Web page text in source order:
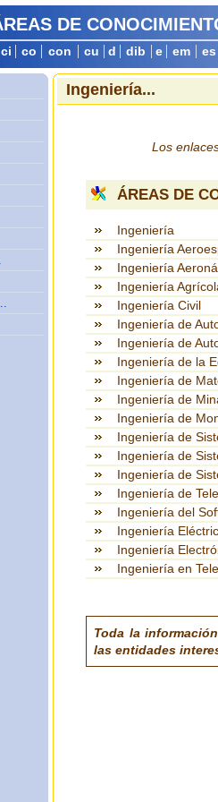
DE
ci co con cu d dib e em es
Ingeniería...
Los
ÁREAS DE
Ingeniería
Ingeniería
Ingeniería
Ingeniería
Ingeniería Civil
Ingeniería de
Ingeniería de
Ingeniería de la
Ingeniería de
Ingeniería de
Ingeniería de
Ingeniería de
Ingeniería de
Ingeniería de
Ingeniería de
Ingeniería del
Ingeniería
Ingeniería
Ingeniería en
Toda la
las entidades